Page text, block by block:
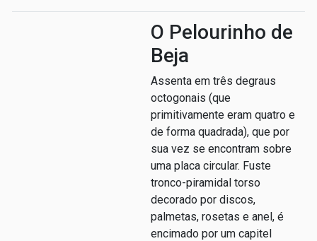
O Pelourinho de
Beja
Assenta em três degraus
octogonais (que
primitivamente eram quatro e
de forma quadrada), que por
sua vez se encontram sobre
uma placa circular. Fuste
tronco-piramidal torso
decorado por discos,
palmetas, rosetas e anel, é
encimado por um capitel